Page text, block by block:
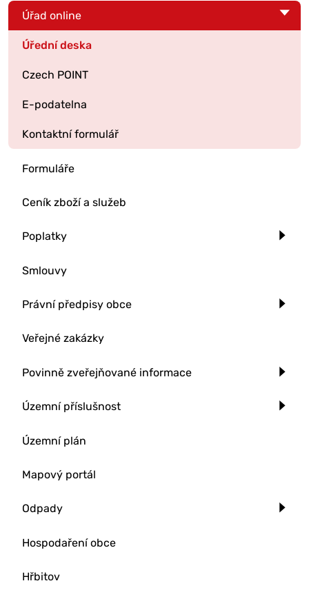
Úřad online
Úřední deska
Czech POINT
E-podatelna
Kontaktní formulář
Formuláře
Ceník zboží a služeb
Poplatky
Smlouvy
Právní předpisy obce
Veřejné zakázky
Povinně zveřejňované informace
Územní příslušnost
Územní plán
Mapový portál
Odpady
Hospodaření obce
Hřbitov